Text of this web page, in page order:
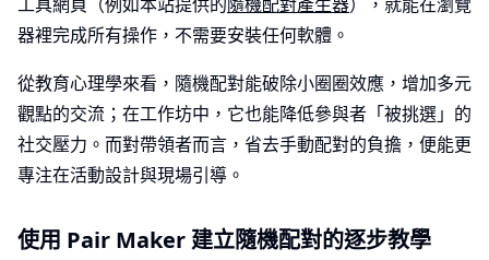
器裡完成所有操作，不需要安裝任何軟體。
從教育心理學來看，隨機配對能破除小圈圈效應，增加多元
觀點的交流；在工作坊中，它也能降低參與者「被挑選」的
社交壓力。而對帶領者而言，省去手動配對的負擔，便能更
專注在活動設計與現場引導。
使用 Pair Maker 建立隨機配對的逐步教學